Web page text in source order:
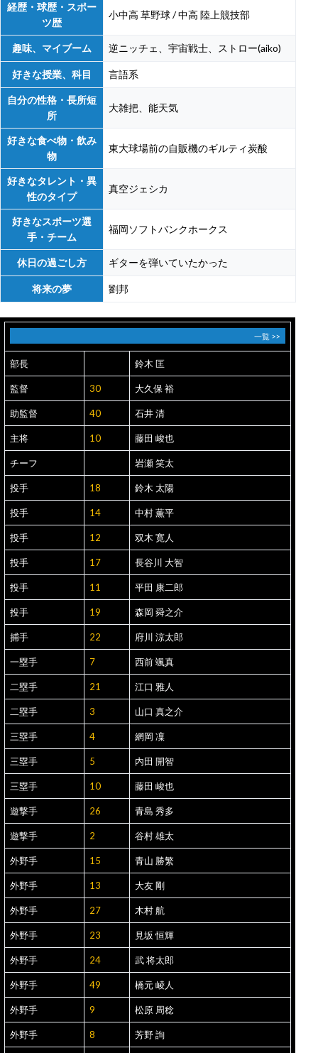
経歴・球歴・スポー
ツ歴
小中高 草野球 / 中高 陸上競技部
趣味、マイブーム 逆ニッチェ、宇宙戦士、ストロー(aiko)
好きな授業、科目 言語系
自分の性格・長所短
所
大雑把、能天気
好きな食べ物・飲み
物
東大球場前の自販機のギルティ炭酸
好きなタレント・異
性のタイプ
真空ジェシカ
好きなスポーツ選
手・チーム
福岡ソフトバンクホークス
休日の過ごし方 ギターを弾いていたかった
将来の夢 劉邦
一覧 >>
部長 鈴木 匡
監督 30 大久保 裕
助監督 40 石井 清
主将 10 藤田 峻也
チーフ 岩瀬 笑太
投手 18 鈴木 太陽
投手 14 中村 薫平
投手 12 双木 寛人
投手 17 長谷川 大智
投手 11 平田 康二郎
投手 19 森岡 舜之介
捕手 22 府川 涼太郎
一塁手 7 西前 颯真
二塁手 21 江口 雅人
二塁手 3 山口 真之介
三塁手 4 網岡 凜
三塁手 5 内田 開智
三塁手 10 藤田 峻也
遊撃手 26 青島 秀多
遊撃手 2 谷村 雄太
外野手 15 青山 勝繁
外野手 13 大友 剛
外野手 27 木村 航
外野手 23 見坂 恒輝
外野手 24 武 将太郎
外野手 49 橋元 崚人
外野手 9 松原 周稔
外野手 8 芳野 詢